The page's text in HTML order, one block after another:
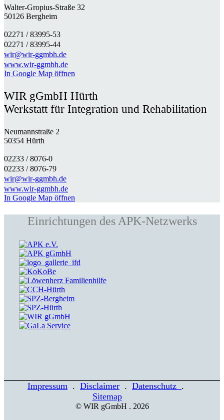
Walter-Gropius-Straße 32
50126 Bergheim
02271 / 83995-53
02271 / 83995-44
wir@wir-ggmbh.de
www.wir-ggmbh.de
In Google Map öffnen
WIR gGmbH Hürth
Werkstatt für Integration und Rehabilitation
Neumannstraße 2
50354 Hürth
02233 / 8076-0​
02233 / 8076-79
wir@wir-ggmbh.de
www.wir-ggmbh.de
In Google Map öffnen
Einrichtungen des APK-Netzwerks
Impressum . Disclaimer . Datenschutz .
Sitemap
© WIR gGmbH . 2026